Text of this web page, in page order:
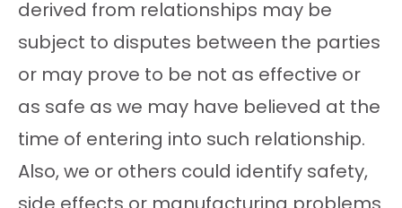
derived from relationships may be
subject to disputes between the parties
or may prove to be not as effective or
as safe as we may have believed at the
time of entering into such relationship.
Also, we or others could identify safety,